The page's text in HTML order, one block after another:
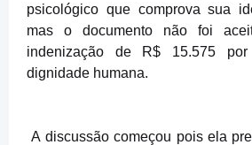
psicológico que comprova sua
mas o documento não foi
indenização de R$ 15.575
dignidade humana.
A discussão começou pois ela